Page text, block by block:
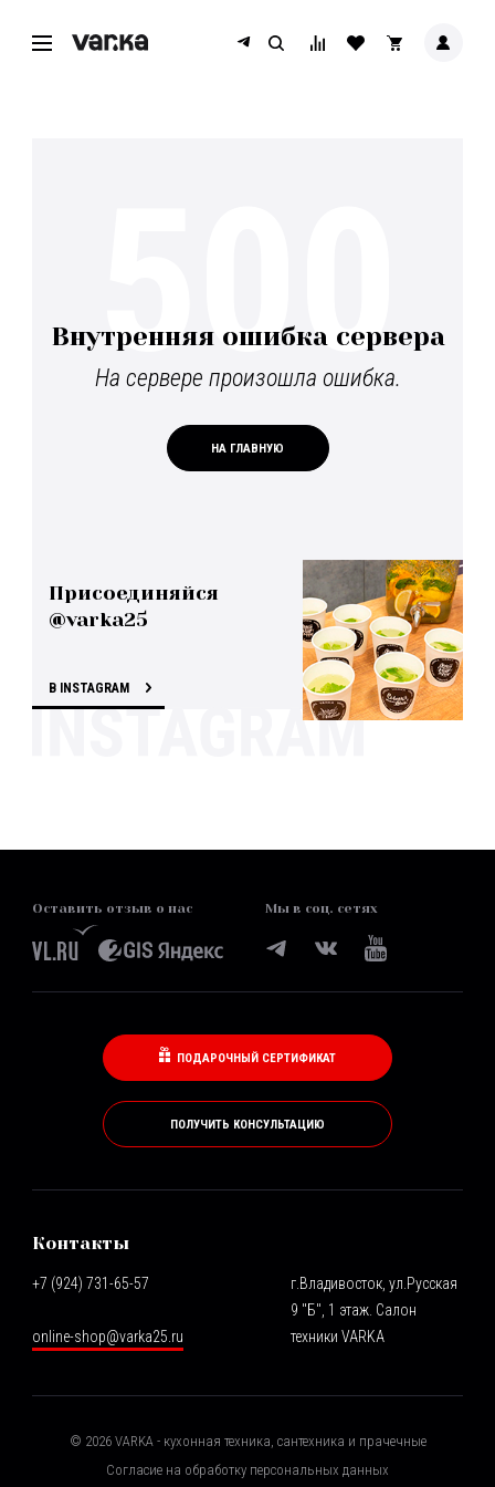
Внутренняя ошибка сервера
На сервере произошла ошибка.
НА ГЛАВНУЮ
500
Присоединяйся
@varka25
В INSTAGRAM
Оставить отзыв о нас Мы в соц. сетях
ПОДАРОЧНЫЙ СЕРТИФИКАТ
ПОЛУЧИТЬ КОНСУЛЬТАЦИЮ
Контакты
+7 (924) 731-65-57
online-shop@varka25.ru
г.Владивосток, ул.Русская
9 "Б", 1 этаж. Салон
техники VARKA
© 2026VARKA - кухонная техника, сантехника и прачечные
Согласие на обработку персональных данных